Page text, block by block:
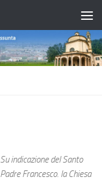
Su indicazione del Santo
Padre Francesco. la Chiesa